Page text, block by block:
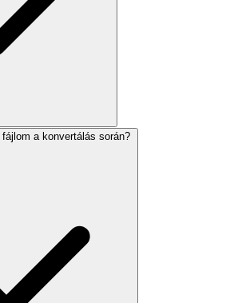
a konvertálás során?